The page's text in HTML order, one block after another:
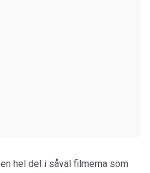
en hel del i såväl filmerna som